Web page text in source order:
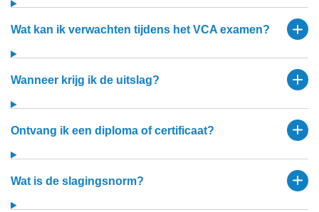
Wat kan ik verwachten tijdens het VCA examen?
Wanneer krijg ik de uitslag?
Ontvang ik een diploma of certificaat?
Wat is de slagingsnorm?